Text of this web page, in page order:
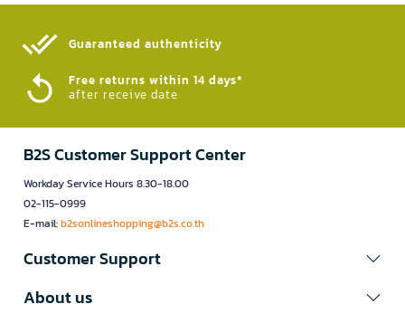
Guaranteed authenticity​
Free returns within 14 days*
after receive date
B2S Customer Support Center
Workday Service Hours 8.30-18.00
02-115-0999
E-mail:b2sonlineshopping@b2s.co.th
Customer Support
About us